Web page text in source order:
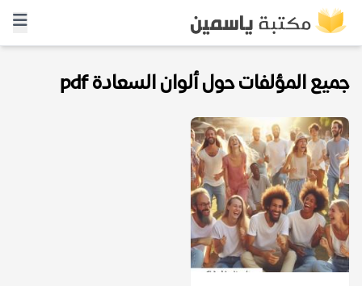
جميع المؤلفات حول ألوان السعادة pdf